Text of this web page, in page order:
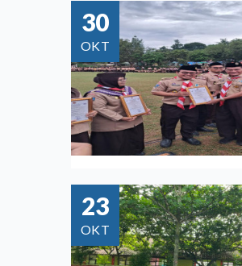
30
OKT
23
OKT